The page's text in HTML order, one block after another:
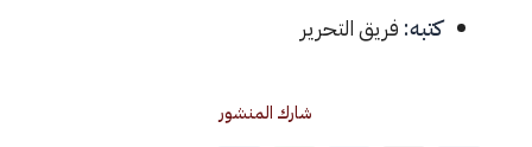
فريق التحرير
شارك المنشور